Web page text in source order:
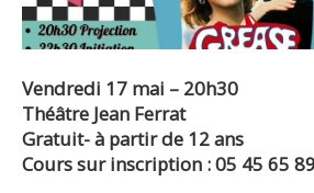
Vendredi 17 mai – 20h30
Théâtre Jean Ferrat
Gratuit- à partir de 12 ans
Cours sur inscription : 05 45 65